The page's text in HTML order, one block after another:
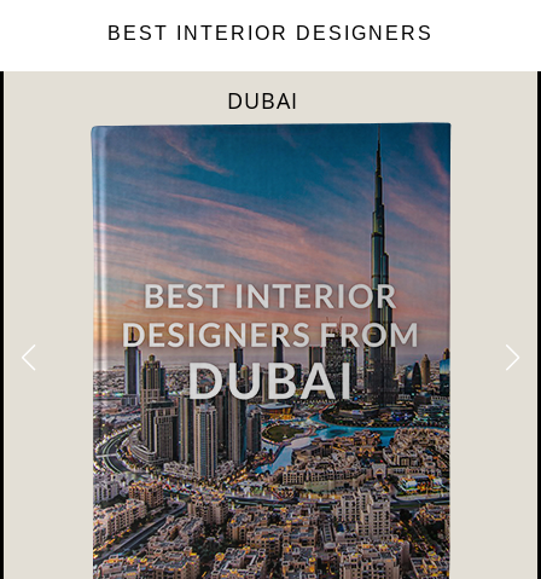
BEST INTERIOR DESIGNERS
DUBAI